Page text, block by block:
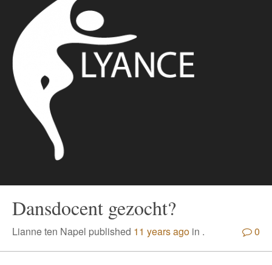
Dansdocent gezocht?
Lianne ten Napel published 11 years ago in . 0